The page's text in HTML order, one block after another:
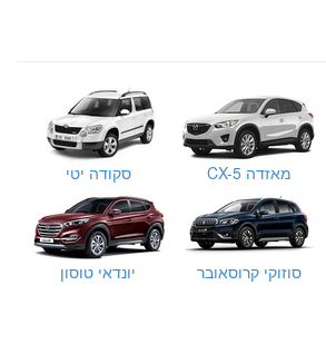
מאזדה CX-5 סקודה יטי
סוזוקי קרוסאובר יונדאי טוסון